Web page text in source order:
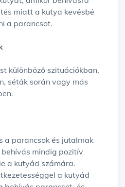
miatt a kutya kevésbé
a parancsot.
különböző szituációkban,
séták során vagy más
a parancsok és jutalmak
mindig pozitív
a kutyád számára.
a kutyád